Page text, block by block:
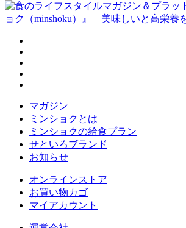
マガジン
ミンショクとは
ミンショクの給食プラン
せといろブランド
お知らせ
オンラインストア
お買い物カゴ
マイアカウント